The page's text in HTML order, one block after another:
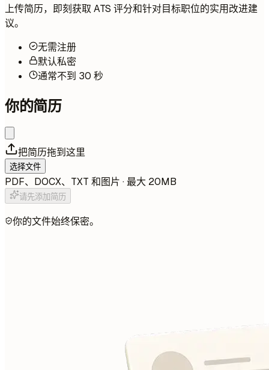
上传简历，即刻获取 ATS 评分和针对目标职位的实用改进建
议。
无需注册
默认私密
通常不到 30 秒
你的简历
把简历拖到这里
选择文件
PDF、DOCX、TXT 和图片 · 最大 20MB
请先添加简历
你的文件始终保密。